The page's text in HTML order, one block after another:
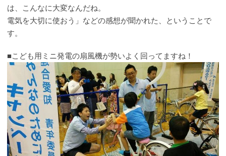
は、こんなに大変なんだね。
電気を大切に使おう」などの感想が聞かれた、ということで
す。
■こども用ミニ発電の扇風機が勢いよく回ってますね！